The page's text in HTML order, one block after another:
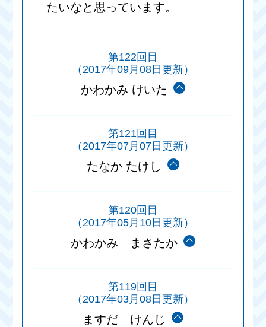
たいなと思っています。
第122回目
（2017年09月08日更新）
かわかみ けいた
第121回目
（2017年07月07日更新）
たなか たけし
第120回目
（2017年05月10日更新）
かわかみ まさたか
第119回目
（2017年03月08日更新）
ますだ けんじ